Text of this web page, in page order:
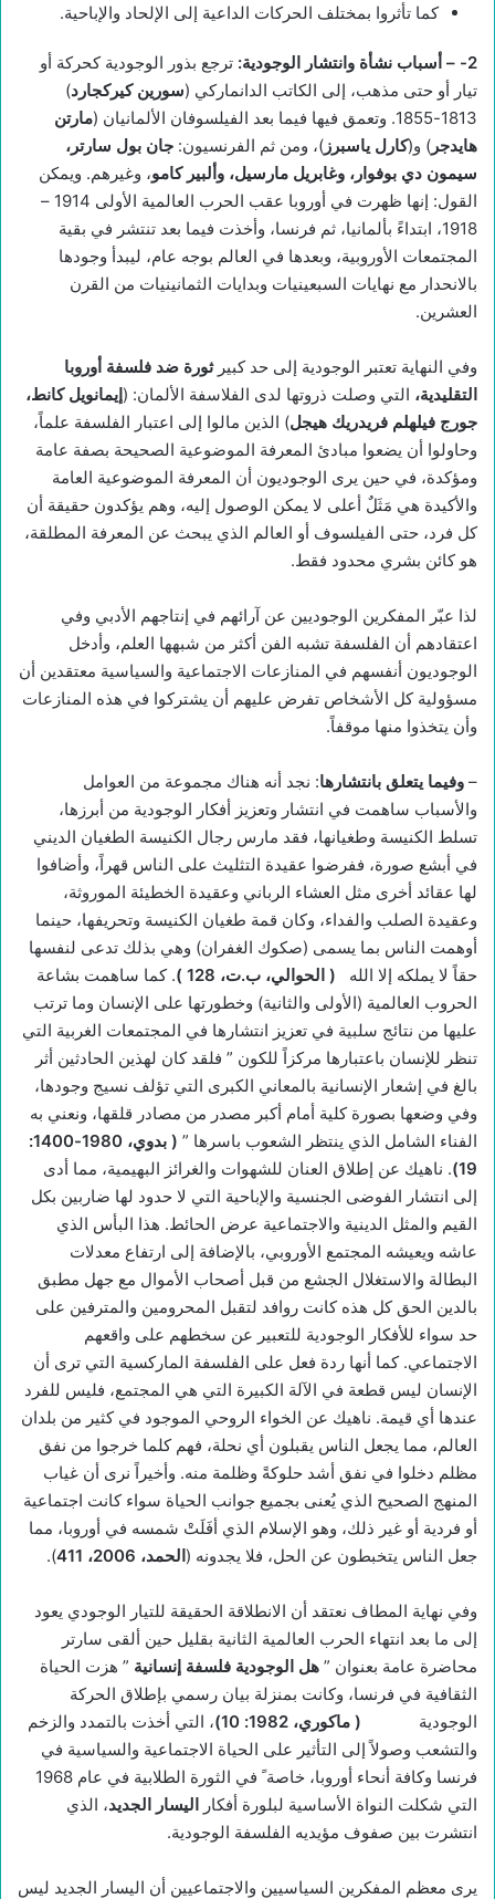
كما تأثروا بمختلف الحركات الداعية إلى الإلحاد والإباحية.
2- – أسباب نشأة وانتشار الوجودية: ترجع بذور الوجودية كحركة أو
تيار أو حتى مذهب، إلى الكاتب الدانماركي (سورين كيركجارد)
1813-1855. وتعمق فيها فيما بعد الفيلسوفان الألمانيان (
مارتن
هايدجر ) و(كارل ياسبرز )، ومن ثم الفرنسيون: جان بول سارتر،
سيمون دي بوفوار، وغابريل مارسيل، وألبير كامو، وغيرهم. ويمكن
القول: إنها ظهرت في أوروبا عقب الحرب العالمية الأولى 1914 –
1918، ابتداءً بألمانيا، ثم فرنسا، وأخذت فيما بعد تنتشر في بقية
المجتمعات الأوروبية، وبعدها في العالم بوجه عام، ليبدأ وجودها
بالانحدار مع نهايات السبعينيات وبدايات الثمانينيات من القرن
العشرين.
وفي النهاية تعتبر الوجودية إلى حد كبير ثورة ضد فلسفة أوروبا
التقليدية، التي وصلت ذروتها لدى الفلاسفة الألمان: (إيمانويل كانط،
جورج فيلهلم فريدريك هيجل) الذين مالوا إلى اعتبار الفلسفة علماً،
وحاولوا أن يضعوا مبادئ المعرفة الموضوعية الصحيحة بصفة عامة
ومؤكدة، في حين يرى الوجوديون أن المعرفة الموضوعية العامة
والأكيدة هي مَثَلٌ أعلى لا يمكن الوصول إليه، وهم يؤكدون حقيقة أن
كل فرد، حتى الفيلسوف أو العالم الذي يبحث عن المعرفة المطلقة،
هو كائن بشري محدود فقط.
لذا عبّر المفكرين الوجوديين عن آرائهم في إنتاجهم الأدبي وفي
اعتقادهم أن الفلسفة تشبه الفن أكثر من شبهها العلم، وأدخل
الوجوديون أنفسهم في المنازعات الاجتماعية والسياسية معتقدين أن
مسؤولية كل الأشخاص تفرض عليهم أن يشتركوا في هذه المنازعات
وأن يتخذوا منها موقفاً.
– وفيما يتعلق بانتشارها: نجد أنه هناك مجموعة من العوامل
والأسباب ساهمت في انتشار وتعزيز أفكار الوجودية من أبرزها،
تسلط الكنيسة وطغيانها، فقد مارس رجال الكنيسة الطغيان الديني
في أبشع صورة، ففرضوا عقيدة التثليث على الناس قهراً، وأضافوا
لها عقائد أخرى مثل العشاء الرباني وعقيدة الخطيئة الموروثة،
وعقيدة الصلب والفداء، وكان قمة طغيان الكنيسة وتحريفها، حينما
أوهمت الناس بما يسمى (صكوك الغفران) وهي بذلك تدعى لنفسها
حقاً لا يملكه إلا الله ( الحوالي، ب.ت، 128 ). كما ساهمت بشاعة
الحروب العالمية (الأولى والثانية) وخطورتها على الإنسان وما ترتب
عليها من نتائج سلبية في تعزيز انتشارها في المجتمعات الغربية التي
تنظر للإنسان باعتبارها مركزاً للكون ” فلقد كان لهذين الحادثين أثر
بالغ في إشعار الإنسانية بالمعاني الكبرى التي تؤلف نسيج وجودها،
وفي وضعها بصورة كلية أمام أكبر مصدر من مصادر قلقها، ونعني به
الفناء الشامل الذي ينتظر الشعوب باسرها ” (
بدوي، 1980-1400:
19) . ناهيك عن إطلاق العنان للشهوات والغرائز البهيمية، مما أدى
إلى انتشار الفوضى الجنسية والإباحية التي لا حدود لها ضاربين بكل
القيم والمثل الدينية والاجتماعية عرض الحائط. هذا البأس الذي
عاشه ويعيشه المجتمع الأوروبي، بالإضافة إلى ارتفاع معدلات
البطالة والاستغلال الجشع من قبل أصحاب الأموال مع جهل مطبق
بالدين الحق كل هذه كانت روافد لتقبل المحرومين والمترفين على
حد سواء للأفكار الوجودية للتعبير عن سخطهم على واقعهم
الاجتماعي. كما أنها ردة فعل على الفلسفة الماركسية التي ترى أن
الإنسان ليس قطعة في الآلة الكبيرة التي هي المجتمع، فليس للفرد
عندها أي قيمة. ناهيك عن الخواء الروحي الموجود في كثير من بلدان
العالم، مما يجعل الناس يقبلون أي نحلة، فهم كلما خرجوا من نفق
مظلم دخلوا في نفق أشد حلوكةً وظلمة منه. وأخيراً نرى أن غياب
المنهج الصحيح الذي يُعنى بجميع جوانب الحياة سواء كانت اجتماعية
أو فردية أو غير ذلك، وهو الإسلام الذي أفَلَتْ شمسه في أوروبا، مما
جعل الناس يتخبطون عن الحل، فلا يجدونه (الحمد، 2006، 411 ).
وفي نهاية المطاف نعتقد أن الانطلاقة الحقيقة للتيار الوجودي يعود
إلى ما بعد انتهاء الحرب العالمية الثانية بقليل حين ألقى سارتر
محاضرة عامة بعنوان ” هل الوجودية فلسفة إنسانية ” هزت الحياة
الثقافية في فرنسا، وكانت بمنزلة بيان رسمي بإطلاق الحركة
الوجودية
( ماكوري، 1982: 10)
، التي أخذت بالتمدد والزخم
والتشعب وصولاً إلى التأثير على الحياة الاجتماعية والسياسية في
فرنسا وكافة أنحاء أوروبا، خاصة ً في الثورة الطلابية في عام 1968
التي شكلت النواة الأساسية لبلورة أفكار اليسار الجديد، الذي
انتشرت بين صفوف مؤيديه الفلسفة الوجودية.
يرى معظم المفكرين السياسيين والاجتماعيين أن اليسار الجديد ليس